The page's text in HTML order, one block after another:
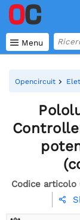
 Menu
Opencircuit
Codice articolo
